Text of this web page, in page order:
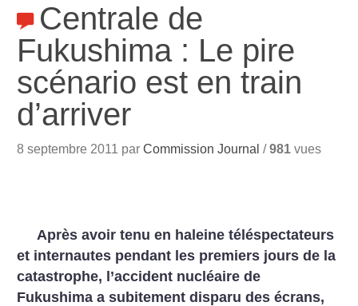
Centrale de
Fukushima : Le pire
scénario est en train
d’arriver
8 septembre 2011 parCommission Journal /981 vues
Après avoir tenu en haleine téléspectateurs
et internautes pendant les premiers jours de la
catastrophe, l’accident nucléaire de
Fukushima a subitement disparu des écrans,